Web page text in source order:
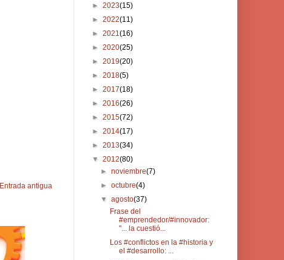
Entrada antigua
► 2023(15)
► 2022(11)
► 2021(16)
► 2020(25)
► 2019(20)
► 2018(5)
► 2017(18)
► 2016(26)
► 2015(72)
► 2014(17)
► 2013(34)
▼ 2012(80)
►noviembre(7)
►octubre(4)
▼agosto(37)
Frase del
#emprendedor/#innovador:
"... la cuestió...
Los #conflictos en la #historia y
el #desarrollo: ...